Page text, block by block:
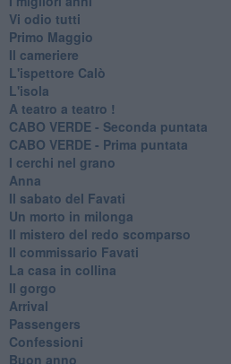
Vi odio tutti
Primo Maggio
Il cameriere
L'ispettore Calò
L'isola
A teatro a teatro !
CABO VERDE - Seconda puntata
CABO VERDE - Prima puntata
I cerchi nel grano
Anna
Il sabato del Favati
Un morto in milonga
Il mistero del redo scomparso
Il commissario Favati
La casa in collina
Il gorgo
Arrival
Passengers
Confessioni
Buon anno